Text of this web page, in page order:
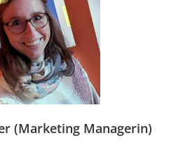
(Marketing Managerin)